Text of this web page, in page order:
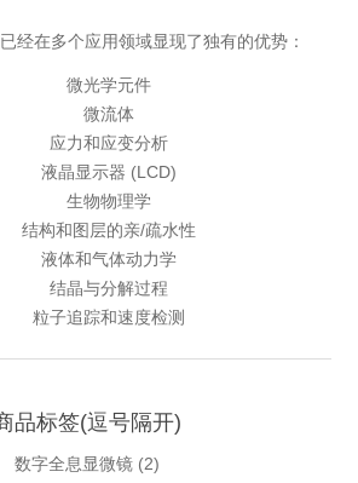
经在多个应用领域显现了独有的优势：
微光学元件
微流体
应力和应变分析
液晶显示器 (LCD)
生物物理学
结构和图层的亲/疏水性
液体和气体动力学
结晶与分解过程
粒子追踪和速度检测
品标签(逗号隔开)
数字全息显微镜 (2)